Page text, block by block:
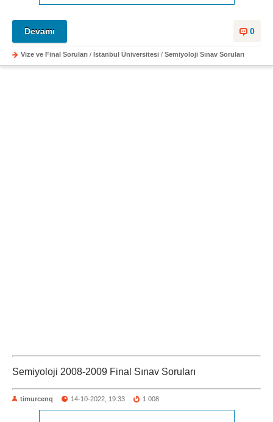
0
Devamı
Vize ve Final Soruları / İstanbul Üniversitesi / Semiyoloji Sınav Soruları
Semiyoloji 2008-2009 Final Sınav Soruları
timurcenq 14-10-2022, 19:33 1 008